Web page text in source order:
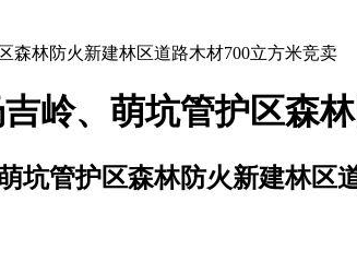
森林防火新建林区道路木材700立方米竞卖
岭、萌坑管护区森
坑管护区森林防火新建林区